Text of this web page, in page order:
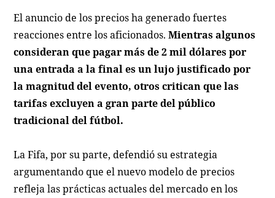
El anuncio de los precios ha generado fuertes
reacciones entre los aficionados.Mientras algunos
consideran que pagar más de 2 mil dólares por
una entrada a la final es un lujo justificado por
la magnitud del evento, otros critican que las
tarifas excluyen a gran parte del público
tradicional del fútbol.
La Fifa, por su parte, defendió su estrategia
argumentando que el nuevo modelo de precios
refleja las prácticas actuales del mercado en los